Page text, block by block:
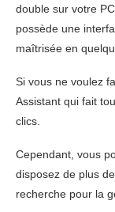
double sur votre
possède une
maîtrisée en
Si vous ne voulez
Assistant qui fait
clics.
Cependant, vous
disposez de plus
recherche pour la